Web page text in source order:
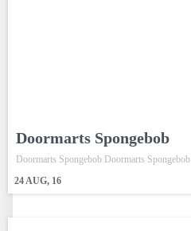
Doormarts Spongebob
24AUG, 16
Doormarts Spongebob Doormarts Spongebob